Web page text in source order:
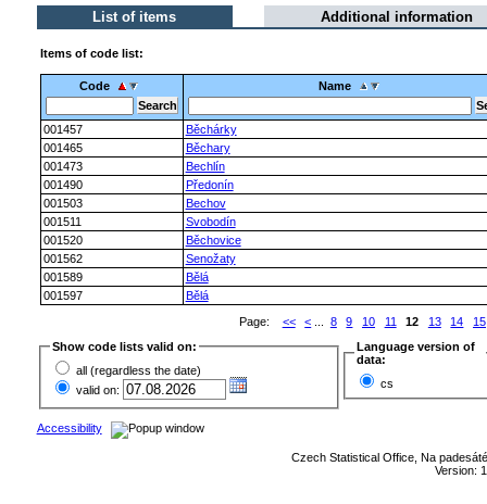
List of items Additional information
Items of code list:
Code Name
001457
Běchárky
001465
Běchary
001473
Bechlín
001490
Předonín
001503
Bechov
001511
Svobodín
001520
Běchovice
001562
Senožaty
001589
Bělá
001597
Bělá
Page:
<< < 8 9 10 11 12 13 14
15
Show code lists valid on:
all (regardless the date)
valid on:
Language version of
data:
cs
Accessibility
Czech Statistical Office, Na
Version: